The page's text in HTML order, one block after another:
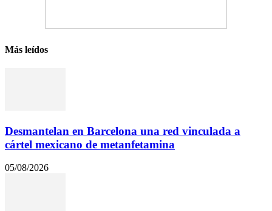
Más leídos
Desmantelan en Barcelona una red vinculada a
cártel mexicano de metanfetamina
05/08/2026